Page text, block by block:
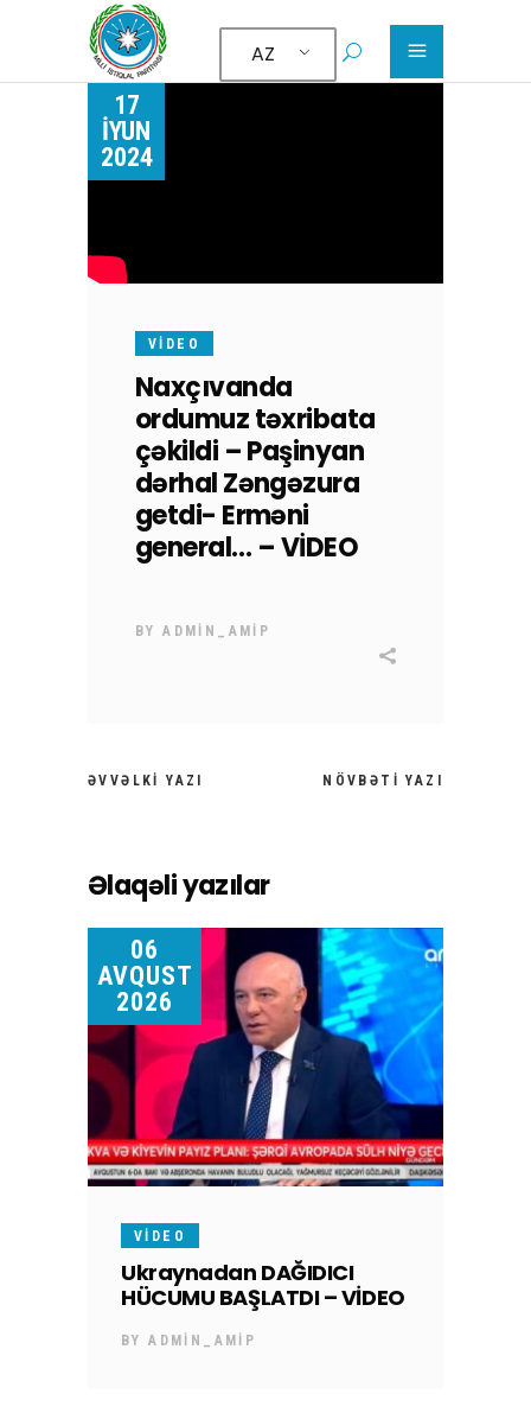
AZ
17
İYUN
2024
VIDEO
Naxçıvanda
ordumuz təxribata
çəkildi – Paşinyan
dərhal Zəngəzura
getdi- Erməni
general… – VİDEO
BYADMIN_AMIP
ƏVVƏLKI YAZI NÖVBƏTI YAZI
Əlaqəli yazılar
06
AVQUST
2026
VIDEO
Ukraynadan DAĞIDICI
HÜCUMU BAŞLATDI – VİDEO
BYADMIN_AMIP